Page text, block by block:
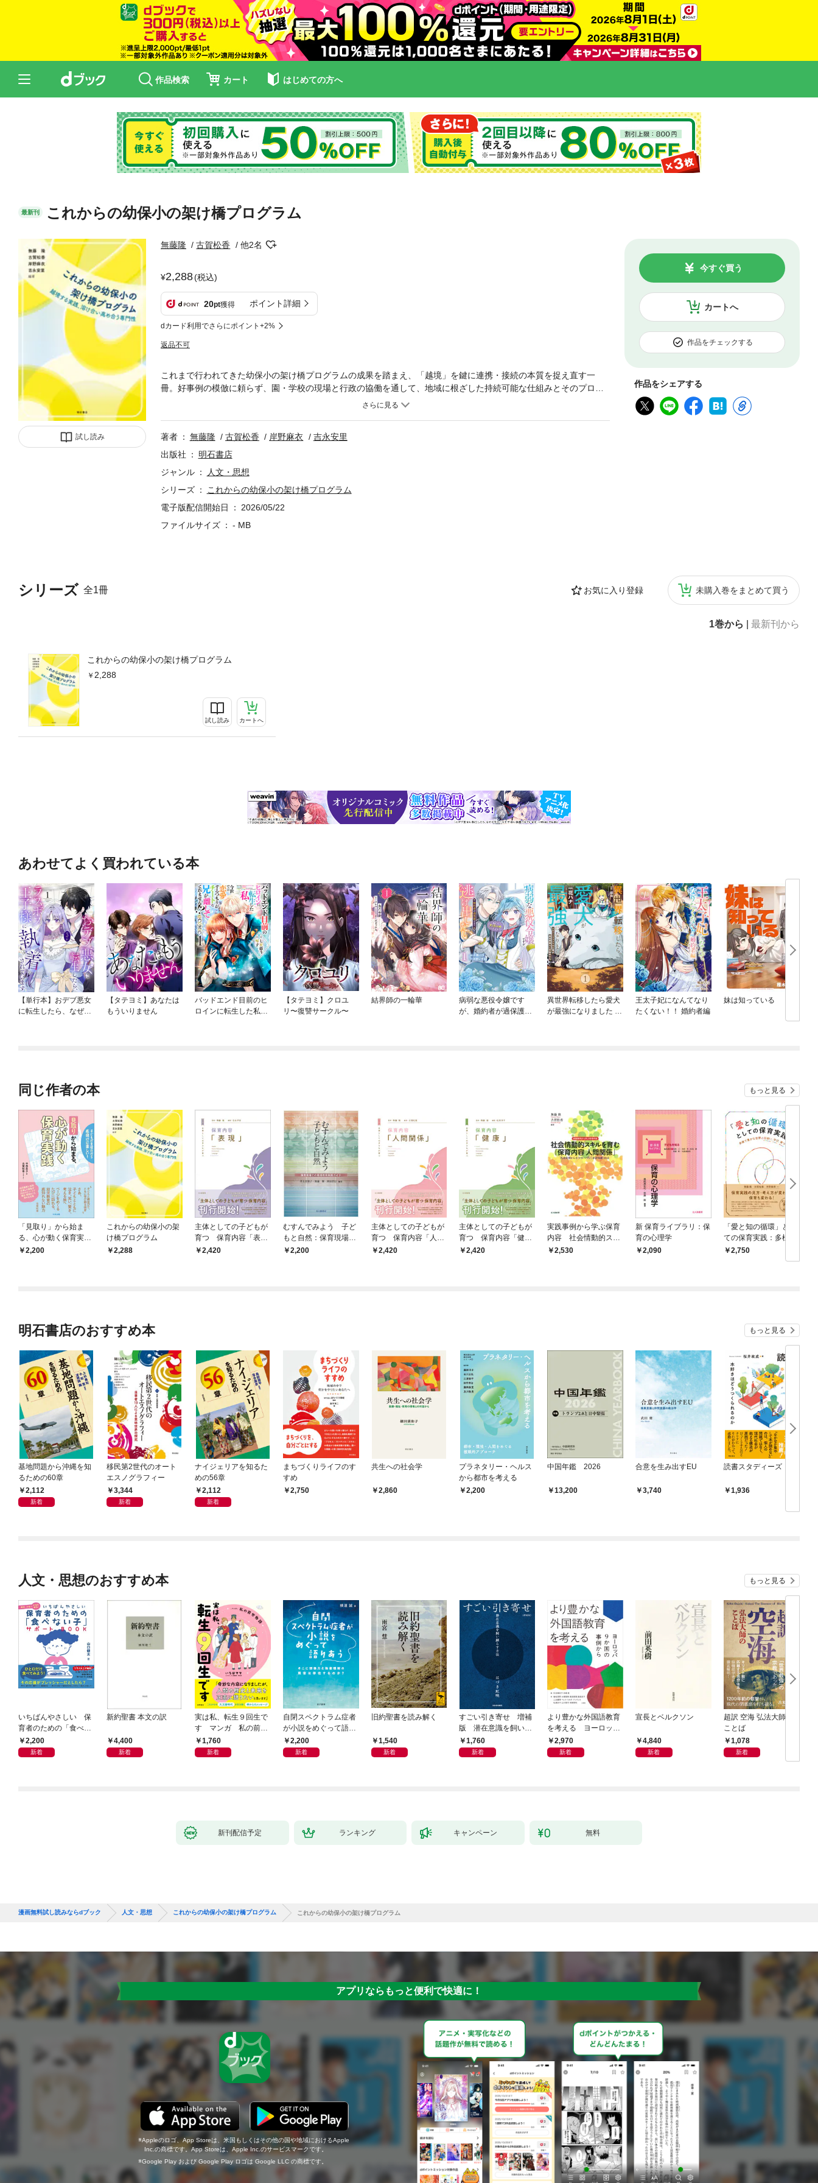
作品検索 カート はじめての方へ
最新刊 これからの幼保小の架け橋プログラム
試し読み
無藤隆 古賀松香 他2名
2,288(税込)
20pt獲得 ポイント詳細
dカード利用でさらにポイント+2%
返品不可
カートへ
今すぐ買う
作品をチェックする
作品をシェアする
シリーズ 全1冊 お気に入り登録 未購入巻をまとめて買う
1巻から 最新刊から
これからの幼保小の架け橋プログラム
2,288
試し読み カートへ
これまで行われてきた幼保小の架け橋プログラムの成果を踏まえ、「越境」を鍵に連携・接続の本質を捉え直す一
冊。好事例の模倣に頼らず、園・学校の現場と行政の協働を通して、地域に根ざした持続可能な仕組みとそのプロセ
著者 無藤隆 古賀松香 岸野麻衣
吉永安里
出版社
明石書店
ジャンル
人文・思想
シリーズ
これからの幼保小の架け橋プログラム
電子版配信開始日
2026/05/22
ファイルサイズ
- MB
あわせてよく買われている本
【単行本】おデブ悪女
に転生したら、なぜか
【タテヨミ】あなたは
もういりません
バッドエンド目前のヒ
ロインに転生した私、
【タテヨミ】クロユ
リ〜復讐サークル〜
結界師の一輪華
病弱な悪役令嬢です
が、婚約者が過保護す
異世界転移したら愛犬
が最強になりました ～
王太子妃になんてなり
たくない！！ 婚約者編
妹は知っている
同じ作者の本 もっと見る
「見取り」から始ま
る、心が動く保育実
践 ―子どもが主役だ
2,200
これからの幼保小の架
け橋プログラム
2,288
主体としての子どもが
育つ 保育内容「表
現」2,420
むすんでみよう 子ど
もと自然：保育現場で
の環境教育実践ガイド
2,200
主体としての子どもが
育つ 保育内容「人間
関係」
2,420
主体としての子どもが
育つ 保育内容「健
康」2,420
実践事例から学ぶ保育
内容 社会情動的スキ
ルを育む「保育内容 人
2,530
新 保育ライブラリ：保
育の心理学
2,090
「愛と知の循環」とし
ての保育実践：多様で
豊かな世界と出会い，
2,750
明石書店のおすすめ本 もっと見る
基地問題から沖縄を知
るための60章
2,112
新着
移民第2世代のオート
エスノグラフィー
3,344
新着
ナイジェリアを知るた
めの56章
2,112
新着
まちづくりライフのす
すめ
2,750
共生への社会学
2,860
プラネタリー・ヘルス
から都市を考える
2,200
中国年鑑 2026
13,200
合意を生み出すEU
3,740
読書スタディーズ
1,936
人文・思想のおすすめ本 もっと見る
いちばんやさしい 保
育者のための「食べな
い子」サポートＢＯＯ
Ｋ 偏食・少食のお悩
2,200
新着
新約聖書 本文の訳
4,400
新着
実は私、転生９回生で
す マンガ 私の前世
物語1,760
新着
自閉スペクトラム症者
が小説をめぐって語り
あう2,200
新着
旧約聖書を読み解く
1,540
新着
すごい引き寄せ 増補
版 潜在意識を飼い馴
らす方法
1,760
新着
より豊かな外国語教育
を考える ヨーロッパ
9か国の事例から
2,970
新着
宣長とベルクソン
4,840
新着
超訳 空海 弘法大師の
ことば
1,078
新着
新刊配信予定 ランキング キャンペーン 無料
漫画無料試し読みならdブック 人文・思想 これからの幼保小の架け橋プログラム これからの幼保小の架け橋プログラム
アプリならもっと便利で快適に！
Appleのロゴ、App Storeは、米国もしくはその他の国や地域におけるApple
Inc.の商標です。App Storeは、Apple Inc.のサービスマークです。
Google Play および Google Play ロゴは Google LLC の商標です。